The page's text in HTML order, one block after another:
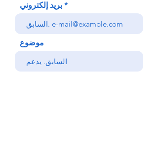
بريد إلكتروني
موضوع